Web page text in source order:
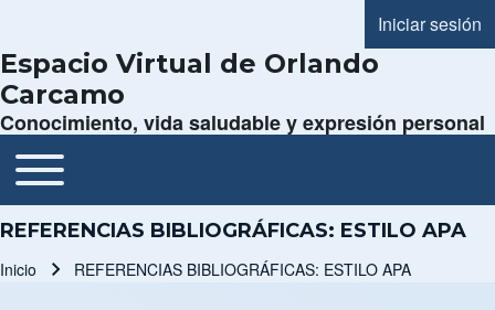
Menú de
Iniciar sesión
Espacio Virtual de Orlando
Carcamo
Conocimiento, vida saludable y expresión personal
Navegación principal
Toggle main menu
REFERENCIAS BIBLIOGRÁFICAS: ESTILO APA
Inicio REFERENCIAS BIBLIOGRÁFICAS: ESTILO APA